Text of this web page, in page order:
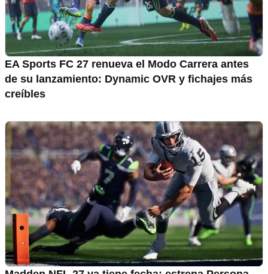
EA Sports FC 27 renueva el Modo Carrera antes
de su lanzamiento: Dynamic OVR y fichajes más
creíbles